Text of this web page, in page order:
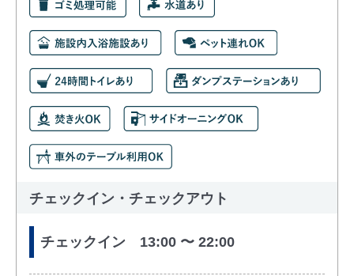
チェックイン・チェックアウト
チェックイン 13:00 〜 22:00